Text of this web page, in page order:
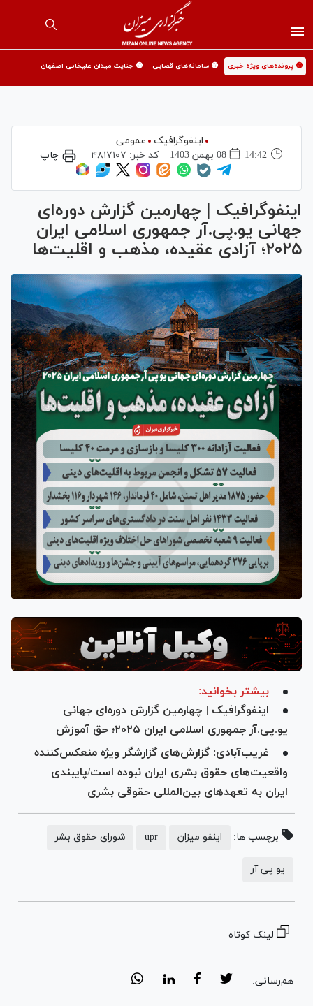
🟡 پرونده‌های ویژه خبری 🟡 سامانه‌های قضایی 🟡 جنایت میدان علیخانی اصفهان
اینفوگرافیک
عمومی
14:42
08 بهمن 1403 کد خبر: ۴۸۱۷۱۰۷ چاپ
اینفوگرافیک | چهارمین گزارش دوره‌ای
جهانی یو.پی.آر جمهوری اسلامی ایران
۲۰۲۵؛ آزادی عقیده، مذهب و اقلیت‌ها
بیشتر بخوانید:
اینفوگرافیک | چهارمین گزارش دوره‌ای جهانی
یو.پی.آر جمهوری اسلامی ایران ۲۰۲۵؛ حق آموزش
غریب‌آبادی: گزارش‌های گزارشگر ویژه منعکس‌کننده
واقعیت‌های حقوق بشری ایران نبوده است/پایبندی
ایران به تعهدهای بین‌المللی حقوقی بشری
برچسب ها: اینفو میزان upr شورای حقوق بشر
یو پی آر
لینک کوتاه
هم‌رسانی: